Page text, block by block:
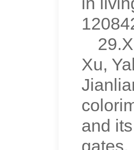
Xu,
and
gates.